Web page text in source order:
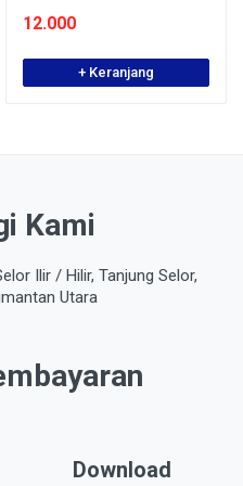
12.000
+ Keranjang
Kami
Ilir / Hilir, Tanjung Selor,
Utara
Download